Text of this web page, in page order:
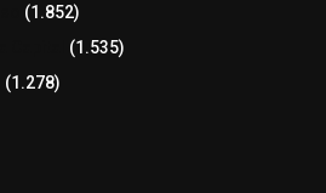
(1.852)
(1.535)
(1.278)